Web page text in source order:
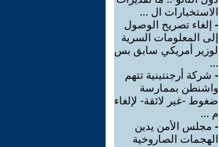
الاستخبارات ال ...
- إلغاء تصريح الوصول
إلى المعلومات السرية
لوزير أمريكي سابق بس
...
- شركة أرجنتينية تتهم
واشنطن بممارسة
ضغوط -غير لائقة- لإلغاء
م ...
- مجلس الأمن يدين
الهجمات الصاروخية